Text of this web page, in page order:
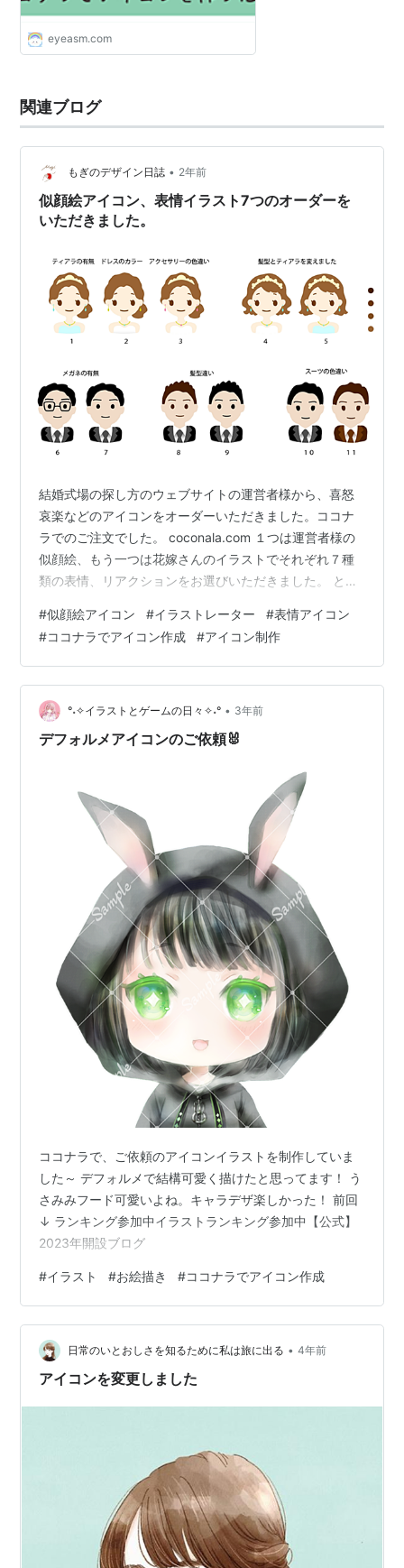
eyeasm.com
関連ブログ
もぎのデザイン日誌 • 2年前
似顔絵アイコン、表情イラスト7つのオーダーを
いただきました。
結婚式場の探し方のウェブサイトの運営者様から、喜怒
哀楽などのアイコンをオーダーいただきました。ココナ
ラでのご注文でした。 coconala.com １つは運営者様の
似顔絵、もう一つは花嫁さんのイラストでそれぞれ７種
類の表情、リアクションをお選びいただきました。 とて
させていただきました。 簡単にレポートいたします。 完
成までの流れ ご自身のお写真と、ご希望の服装や髪型、
どんな印象にしたい、など イメージを教えていただき、
イメージのすり合わせを行います。 似顔絵と花嫁イラス
トのリスト 数パターンの似顔絵と花嫁イラストのリスト
をお送りし気に入ってい…
#似顔絵アイコン #イラストレーター #表情アイコン
#ココナラでアイコン作成 #アイコン制作
°˖✧イラストとゲームの日々✧˖° • 3年前
デフォルメアイコンのご依頼🐰
ココナラで、ご依頼のアイコンイラストを制作していま
した～ デフォルメで結構可愛く描けたと思ってます！ う
さみみフード可愛いよね。キャラデザ楽しかった！ 前回
↓ ランキング参加中イラストランキング参加中【公式】
2023年開設ブログ
#イラスト #お絵描き #ココナラでアイコン作成
日常のいとおしさを知るために私は旅に出る • 4年前
アイコンを変更しました